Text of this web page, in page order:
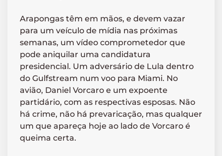
Arapongas têm em mãos, e devem vazar
para um veículo de mídia nas próximas
semanas, um vídeo comprometedor que
pode aniquilar uma candidatura
presidencial. Um adversário de Lula dentro
do Gulfstream num voo para Miami. No
avião, Daniel Vorcaro e um expoente
partidário, com as respectivas esposas. Não
há crime, não há prevaricação, mas qualquer
um que apareça hoje ao lado de Vorcaro é
queima certa.